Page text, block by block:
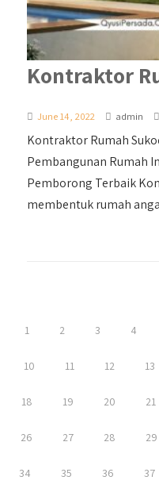
Kontraktor
June 14, 2022 admin
Kontraktor Rumah
Pembangunan Rumah
Pemborong Terbaik
membentuk rumah
1 2 3 4
10 11 12 13
18 19 20 21
26 27 28 29
34 35 36 37